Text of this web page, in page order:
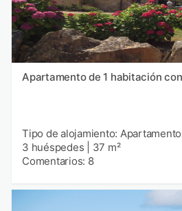
Apartamento de 1 habitación
Tipo de alojamiento: Apartamento
3 huéspedes
37 m²
Comentarios: 8